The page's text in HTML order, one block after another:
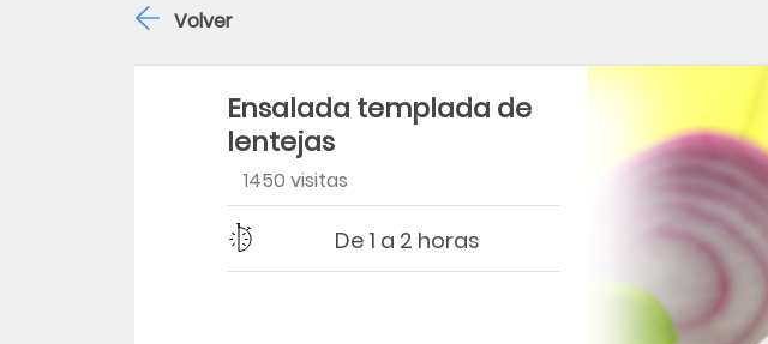
Ensalada templada de
lentejas
1450 visitas
Dificultad
Tiempo De 1 a 2 horas
Volver